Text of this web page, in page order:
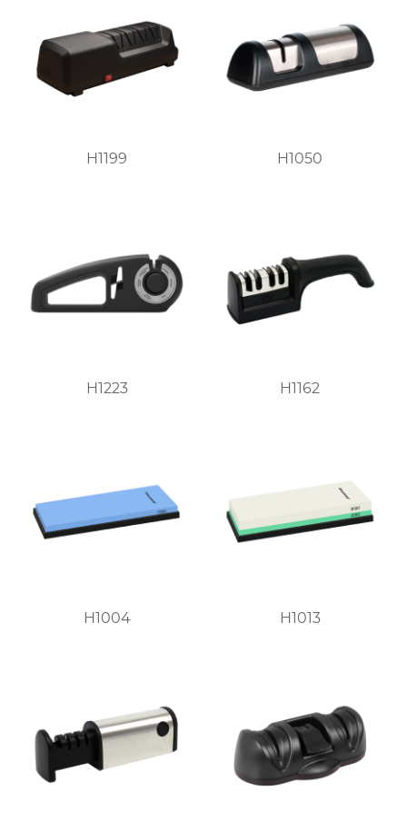
H1199 H1050
H1223 H1162
H1004 H1013